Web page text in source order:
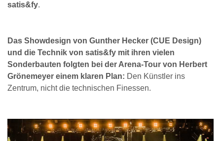
satis&fy.
Das Showdesign von Gunther Hecker (CUE Design)
und die Technik von satis&fy mit ihren vielen
Sonderbauten folgten bei der Arena-Tour von Herbert
Grönemeyer einem klaren Plan: Den Künstler ins
Zentrum, nicht die technischen Finessen.